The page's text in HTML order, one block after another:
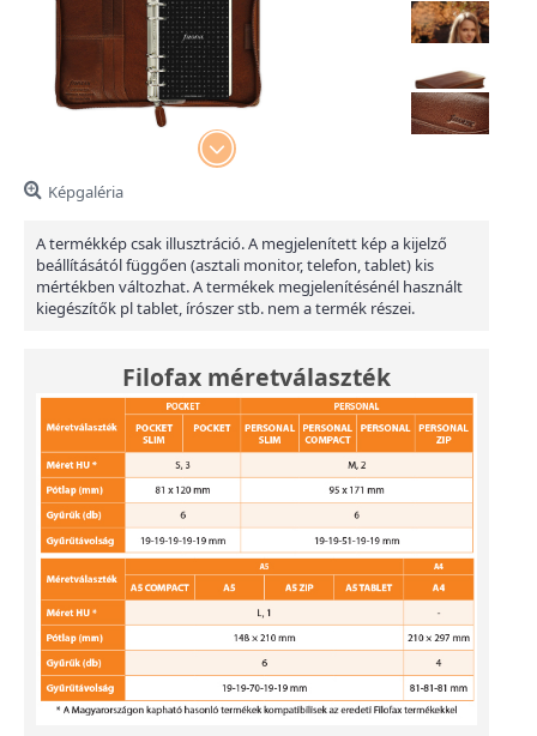
Képgaléria
A termékkép csak illusztráció. A megjelenített kép a kijelző
beállításától függően (asztali monitor, telefon, tablet) kis
mértékben változhat. A termékek megjelenítésénél használt
kiegészítők pl tablet, írószer stb. nem a termék részei.
Filofax méretválaszték